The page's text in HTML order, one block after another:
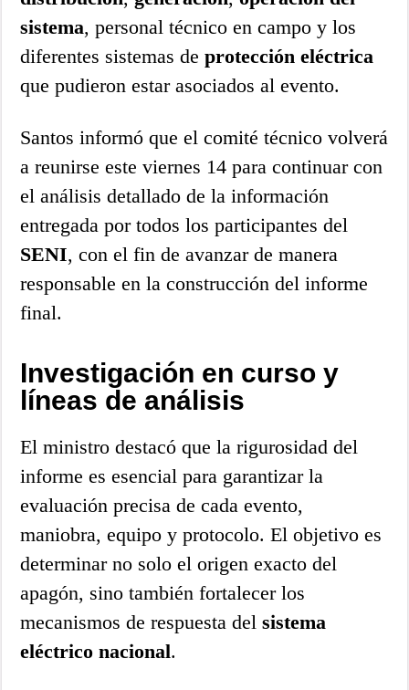
sistema, personal técnico en campo y los
diferentes sistemas deprotección eléctrica
que pudieron estar asociados al evento.
Santos informó que el comité técnico volverá
a reunirse este viernes 14 para continuar con
el análisis detallado de la información
entregada por todos los participantes del
SENI, con el fin de avanzar de manera
responsable en la construcción del informe
final.
Investigación en curso y
líneas de análisis
El ministro destacó que la rigurosidad del
informe es esencial para garantizar la
evaluación precisa de cada evento,
maniobra, equipo y protocolo. El objetivo es
determinar no solo el origen exacto del
apagón, sino también fortalecer los
mecanismos de respuesta delsistema
eléctrico nacional.